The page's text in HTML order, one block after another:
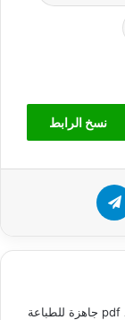
نسخ الرابط